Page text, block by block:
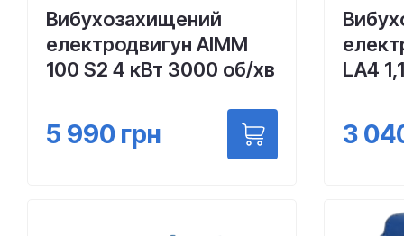
Вибухозахищений
електродвигун АІMM
100 S2 4 кВт 3000 об/хв
5 990 грн
LA4
3